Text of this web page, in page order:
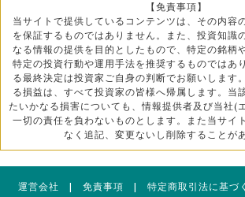
【免責事項】
当サイトで提供しているコンテンツは、その内容
を保証するものではありません。また、投資知識
なる情報の提供を目的としたもので、特定の銘柄
特定の投資行動や運用手法を推奨するものではあ
る最終決定は投資家ご自身の判断でお願いします
る損益は、すべて投資家の皆様へ帰属します。当
たいかなる損害についても、情報提供者及び当社(
一切の責任を負わないものとします。また当サイ
なく追記、変更ないし削除することが
運営会社 | 免責事項 | 特定商取引法に基づ